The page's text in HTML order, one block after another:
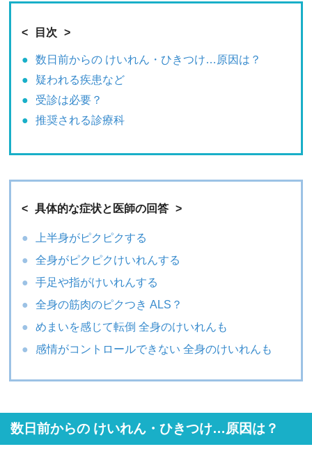
目次
数日前からの けいれん・ひきつけ…原因は？
疑われる疾患など
受診は必要？
推奨される診療科
具体的な症状と医師の回答
上半身がピクピクする
全身がピクピクけいれんする
手足や指がけいれんする
全身の筋肉のピクつき ALS？
めまいを感じて転倒 全身のけいれんも
感情がコントロールできない 全身のけいれんも
数日前からの けいれん・ひきつけ…原因は？